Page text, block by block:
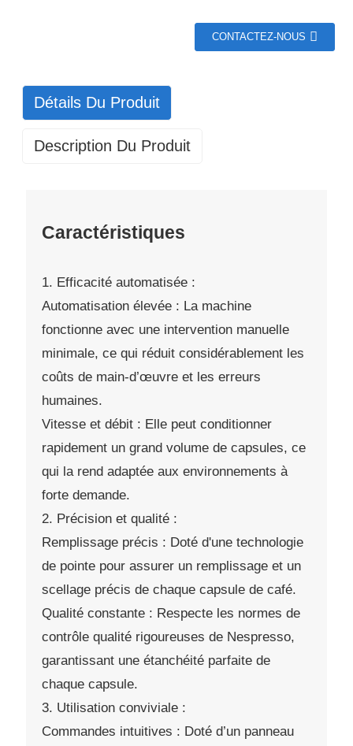
CONTACTEZ-NOUS
Détails Du Produit
Description Du Produit
Caractéristiques
1. Efficacité automatisée :
Automatisation élevée : La machine
fonctionne avec une intervention manuelle
minimale, ce qui réduit considérablement les
coûts de main-d’œuvre et les erreurs
humaines.
Vitesse et débit : Elle peut conditionner
rapidement un grand volume de capsules, ce
qui la rend adaptée aux environnements à
forte demande.
2. Précision et qualité :
Remplissage précis : Doté d'une technologie
de pointe pour assurer un remplissage et un
scellage précis de chaque capsule de café.
Qualité constante : Respecte les normes de
contrôle qualité rigoureuses de Nespresso,
garantissant une étanchéité parfaite de
chaque capsule.
3. Utilisation conviviale :
Commandes intuitives : Doté d’un panneau